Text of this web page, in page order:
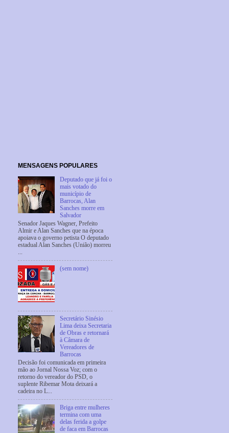
MENSAGENS POPULARES
Deputado que já foi o
mais votado do
município de
Barrocas, Alan
Sanches morre em
Salvador
Senador Jaques Wagner, Prefeito
Almir e Alan Sanches que na época
apoiava o governo petista O deputado
estadual Alan Sanches (União) morreu
...
(sem nome)
Secretário Sinésio
Lima deixa Secretaria
de Obras e retornará
à Câmara de
Vereadores de
Barrocas
Decisão foi comunicada em primeira
mão ao Jornal Nossa Voz; com o
retorno do vereador do PSD, o
suplente Ribemar Mota deixará a
cadeira no L...
Briga entre mulheres
termina com uma
delas ferida a golpe
de faca em Barrocas